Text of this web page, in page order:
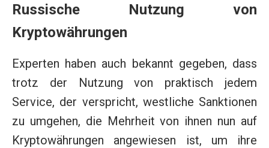
Russische Nutzung von
Kryptowährungen
Experten haben auch bekannt gegeben, dass
trotz der Nutzung von praktisch jedem
Service, der verspricht, westliche Sanktionen
zu umgehen, die Mehrheit von ihnen nun auf
Kryptowährungen angewiesen ist, um ihre